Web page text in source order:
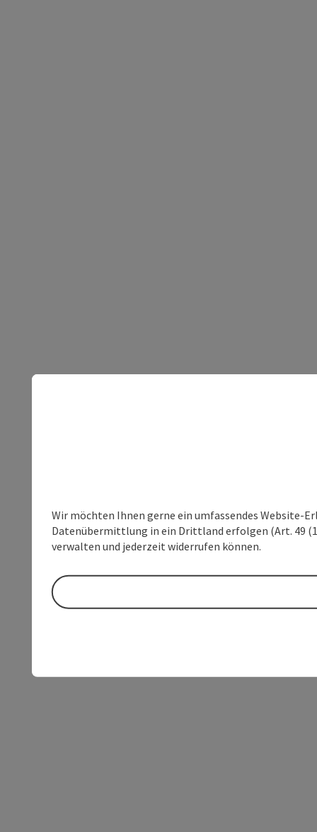
Wir möchten Ihnen gerne ein umfassendes Website-
Datenübermittlung in ein Drittland erfolgen (Art. 49
verwalten und jederzeit widerrufen können.